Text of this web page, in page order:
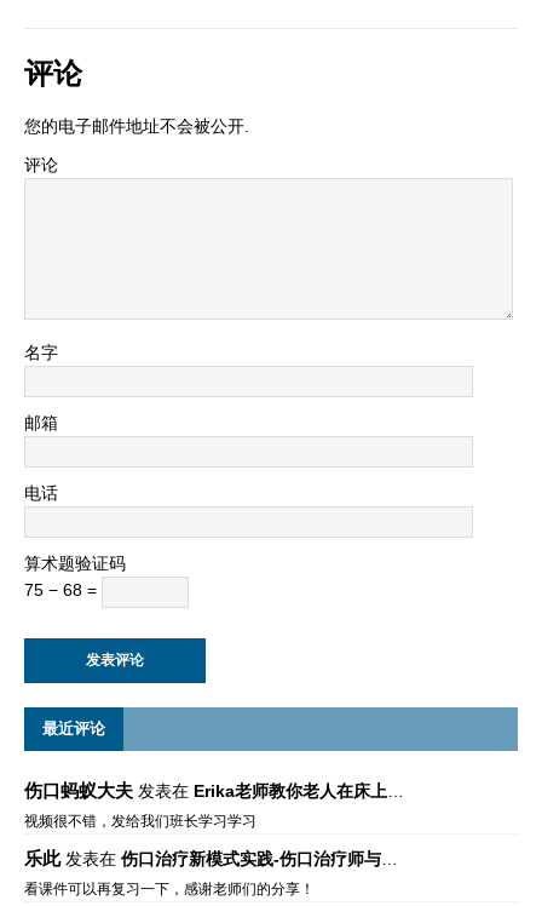
评论
您的电子邮件地址不会被公开.
评论
名字
邮箱
电话
算术题验证码
75 − 68 =
最近评论
伤口蚂蚁大夫 发表在 Erika老师教你老人在床上如何左右翻身
视频很不错，发给我们班长学习学习
乐此发表在 伤口治疗新模式实践-伤口治疗师与伤口专科
看课件可以再复习一下，感谢老师们的分享！